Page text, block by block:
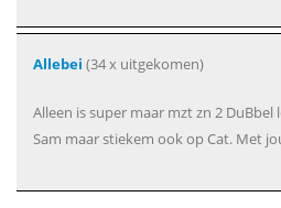
Allebei (34 x uitgekomen)
Alleen is super maar mzt zn 2 DuBbel
Sam maar stiekem ook op Cat. Met